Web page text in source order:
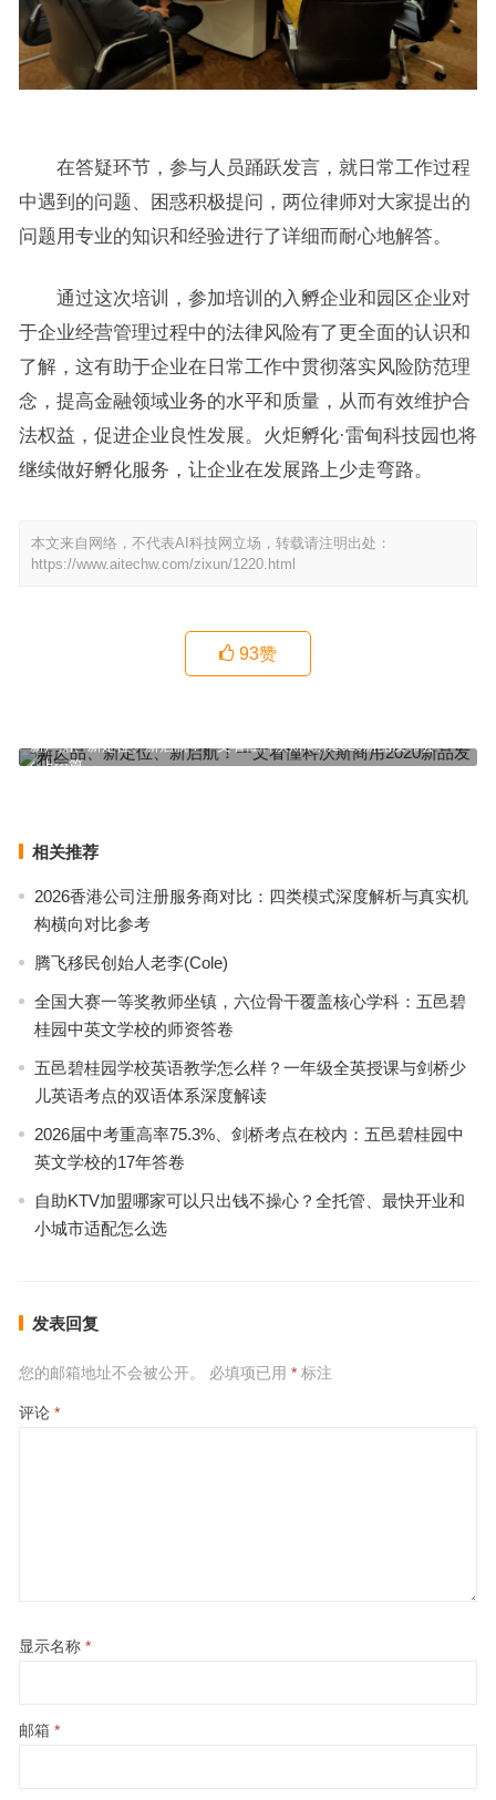
在答疑环节，参与人员踊跃发言，就日常工作过程
中遇到的问题、困惑积极提问，两位律师对大家提出的
问题用专业的知识和经验进行了详细而耐心地解答。
通过这次培训，参加培训的入孵企业和园区企业对
于企业经营管理过程中的法律风险有了更全面的认识和
了解，这有助于企业在日常工作中贯彻落实风险防范理
念，提高金融领域业务的水平和质量，从而有效维护合
法权益，促进企业良性发展。火炬孵化·雷甸科技园也将
继续做好孵化服务，让企业在发展路上少走弯路。
本文来自网络，不代表AI科技网立场，转载请注明出处：
https://www.aitechw.com/zixun/1220.html
93赞
上一篇
新产品、新定位、新启航！一文看懂科沃斯商用2020新品发布会
“国风唱将”霍尊热血演绎国漫概念主题曲，《异人也》火热登录酷狗
相关推荐
2026香港公司注册服务商对比：四类模式深度解析与真实机
构横向对比参考
腾飞移民创始人老李(Cole)
全国大赛一等奖教师坐镇，六位骨干覆盖核心学科：五邑碧
桂园中英文学校的师资答卷
五邑碧桂园学校英语教学怎么样？一年级全英授课与剑桥少
儿英语考点的双语体系深度解读
2026届中考重高率75.3%、剑桥考点在校内：五邑碧桂园中
英文学校的17年答卷
自助KTV加盟哪家可以只出钱不操心？全托管、最快开业和
小城市适配怎么选
发表回复
您的邮箱地址不会被公开。 必填项已用 *标注
评论 *
显示名称 *
邮箱 *